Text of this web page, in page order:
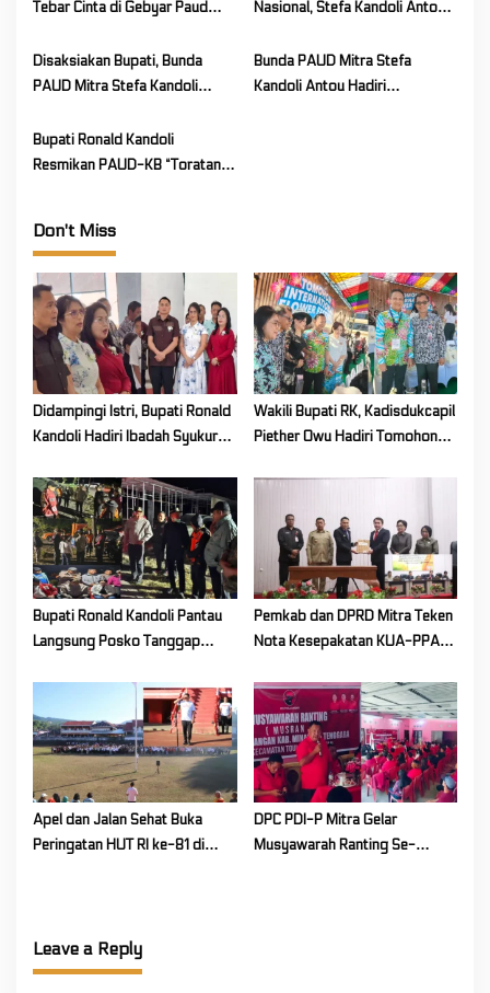
o
n
Tebar Cinta di Gebyar Paud
Nasional, Stefa Kandoli Antou
kepada Balita, Ibu Hamil, dan
Lansia
Disaksiakan Bupati, Bunda
PAUD Mitra Stefa Kandoli
Bermain TK GMIM Efrata
Liwutung
Bunda PAUD Mitra Stefa
Kandoli Antou Hadiri
Bupati Ronald Kandoli
Resmikan PAUD-KB “Toratan”
Don't Miss
Didampingi Istri, Bupati Ronald
Kandoli Hadiri Ibadah Syukur
Tombatu Tiga
Wakili Bupati RK, Kadisdukcapil
Piether Owu Hadiri Tomohon
2026
Bupati Ronald Kandoli Pantau
Langsung Posko Tanggap
Gunung Soputan
Pemkab dan DPRD Mitra Teken
Nota Kesepakatan KUA-PPAS
Apel dan Jalan Sehat Buka
Peringatan HUT RI ke-81 di
DPC PDI-P Mitra Gelar
Musyawarah Ranting Se-
Leave a Reply